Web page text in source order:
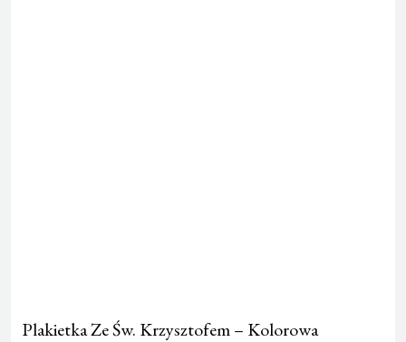
Plakietka Ze Św. Krzysztofem – Kolorowa